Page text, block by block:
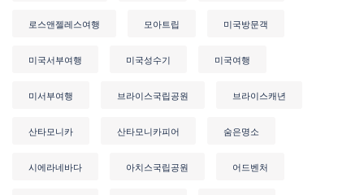
로스앤젤레스여행 모아트립 미국방문객
미국서부여행 미국성수기 미국여행
미서부여행 브라이스국립공원 브라이스캐년
산타모니카 산타모니카피어 숨은명소
시에라네바다 아치스국립공원 어드벤처